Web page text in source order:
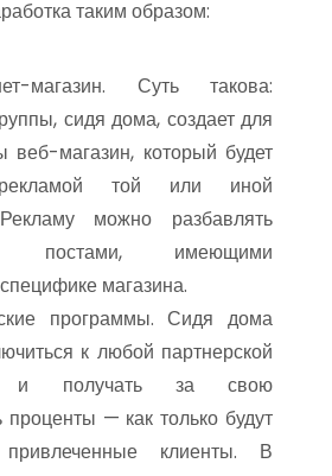
таким образом:
магазин. Суть такова:
сидя дома, создает для
веб-магазин, который будет
той или иной
можно разбавлять
постами, имеющими
магазина.
программы. Сидя дома
к любой партнерской
и получать за свою
проценты — как только будут
привлеченные клиенты. В